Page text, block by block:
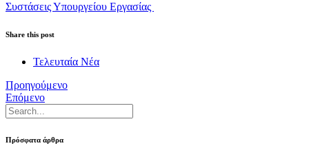
Συστάσεις Υπουργείου Εργασίας
Share this post
Τελευταία Νέα
Προηγούμενο
Επόμενο
Πρόσφατα άρθρα